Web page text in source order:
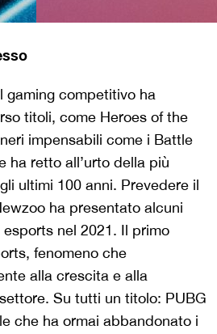
gaming competitivo ha
titoli, come Heroes of the
impensabili come i Battle
ha retto all’urto della più
ultimi 100 anni. Prevedere il
ha presentato alcuni
nel 2021. Il primo
fenomeno che
alla crescita e alla
Su tutti un titolo: PUBG
che ha ormai abbandonato i